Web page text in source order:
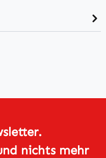
nichts mehr